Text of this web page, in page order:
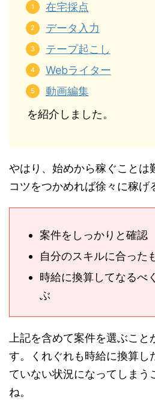
在宅採点
データ入力
テープ起こし
Webライター
動画編集
を紹介しました。
やはり、始めから稼ぐことは
コツをつかめれば徐々に稼げ
案件をしっかりと確認
自分のスキルに合った
時給に換算してなるべ
ぶ
上記を含めて案件を選ぶこ
す。くれぐれも時給に換算し
ていない状況になってしまう
ね。